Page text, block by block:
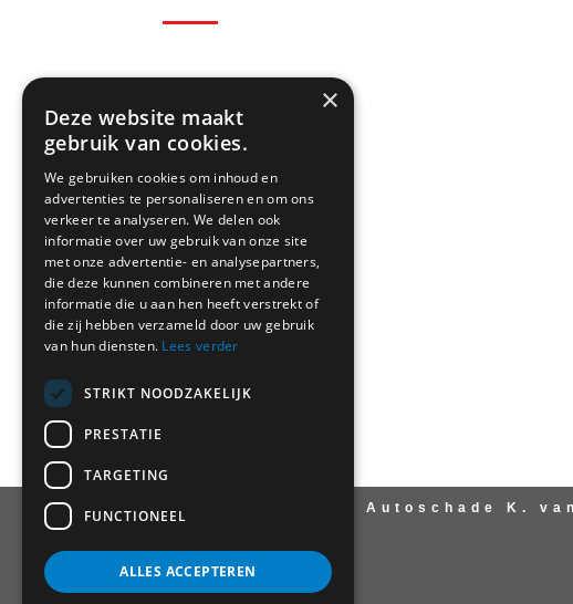
Oud Zaenden 10
Tel:075-6164885
Fax: 075-6706123
e-mail:info@oudenaren.nl
Autoschade K.
×
Deze website maakt
gebruik van cookies.
We gebruiken cookies om inhoud en
advertenties te personaliseren en om ons
verkeer te analyseren. We delen ook
informatie over uw gebruik van onze site
met onze advertentie- en analysepartners,
die deze kunnen combineren met andere
informatie die u aan hen heeft verstrekt of
die zij hebben verzameld door uw gebruik
van hun diensten. Lees verder
STRIKT NOODZAKELIJK
PRESTATIE
TARGETING
FUNCTIONEEL
ALLES ACCEPTEREN